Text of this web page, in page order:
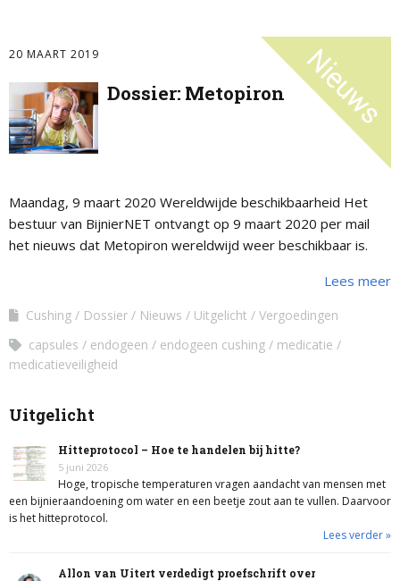
20 MAART 2019
Dossier: Metopiron
Maandag, 9 maart 2020 Wereldwijde beschikbaarheid Het
bestuur van BijnierNET ontvangt op 9 maart 2020 per mail
het nieuws dat Metopiron wereldwijd weer beschikbaar is.
Lees meer
Cushing Dossier Nieuws Uitgelicht
Vergoedingen
capsules
endogeen endogeen cushing
medicatie
medicatieveiligheid
Uitgelicht
Hitteprotocol – Hoe te handelen bij hitte?
5 juni 2026
Hoge, tropische temperaturen vragen aandacht van mensen met
een bijnieraandoening om water en een beetje zout aan te vullen. Daarvoor
is het hitteprotocol.
Lees verder »
Allon van Uitert verdedigt proefschrift over